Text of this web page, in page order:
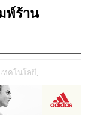
พ์ร้าน
เทคโนโลยี,